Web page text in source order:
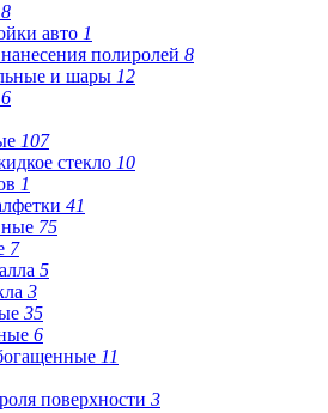
8
авто 1
полиролей 8
и шары 12
6
107
стекло 10
1
41
75
7
5
3
35
6
11
поверхности 3